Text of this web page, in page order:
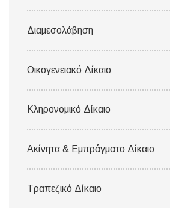
Διαμεσολάβηση
Οικογενειακό Δίκαιο
Κληρονομικό Δίκαιο
Ακίνητα & Εμπράγματο Δίκαιο
Τραπεζικό Δίκαιο